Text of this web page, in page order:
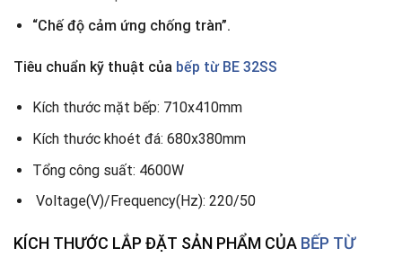
“Chế độ cảm ứng chống tràn”.
Tiêu chuẩn kỹ thuật của bếp từ BE 32SS
Kích thước mặt bếp: 710x410mm
Kích thước khoét đá: 680x380mm
Tổng công suất: 4600W
Voltage(V)/Frequency(Hz): 220/50
KÍCH THƯỚC LẮP ĐẶT SẢN PHẨM CỦA BẾP TỪ